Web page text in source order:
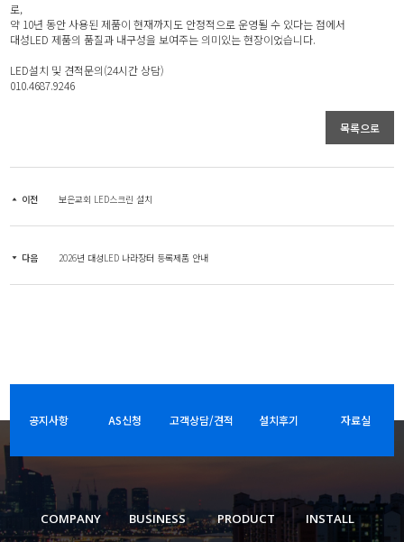
로,
약 10년 동안 사용된 제품이 현재까지도 안정적으로 운영될 수 있다는 점에서
대성LED 제품의 품질과 내구성을 보여주는 의미있는 현장이었습니다.
LED설치 및 견적문의(24시간 상담)
010.4687.9246
목록으로
이전 보은교회 LED스크린 설치
다음 2026년 대성LED 나라장터 등록제품 안내
공지사항 AS신청 고객상담/견적 설치후기 자료실
COMPANY BUSINESS PRODUCT INSTALL